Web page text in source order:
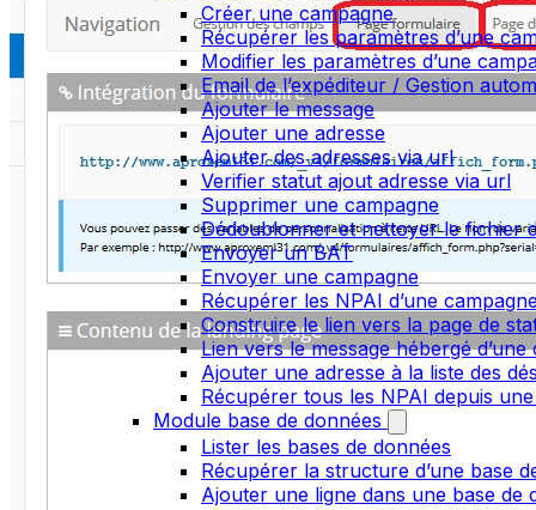
Créer une campagne
Récupérer les paramètres d’une
Modifier les paramètres d’une
Email de l’expéditeur / Gestion
Ajouter le message
Ajouter une adresse
Ajouter des adresses via url
Verifier statut ajout adresse via url
Supprimer une campagne
Dédoublonner et nettoyer le fichier
Envoyer un BAT
Envoyer une campagne
Récupérer les NPAI d’une
Construire le lien vers la page de
Lien vers le message hébergé d’une
Ajouter une adresse à la liste des
Récupérer tous les NPAI depuis
Module base de données
Lister les bases de données
Récupérer la structure d’une base
Ajouter une ligne dans une base de